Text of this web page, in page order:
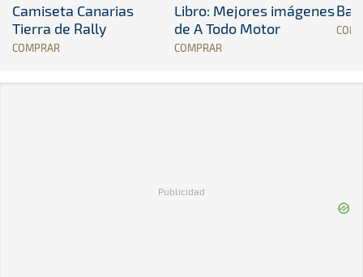
Camiseta Canarias
Tierra de Rally
COMPRAR
Libro: Mejores imágenes
de A Todo Motor
COMPRAR
Publicidad